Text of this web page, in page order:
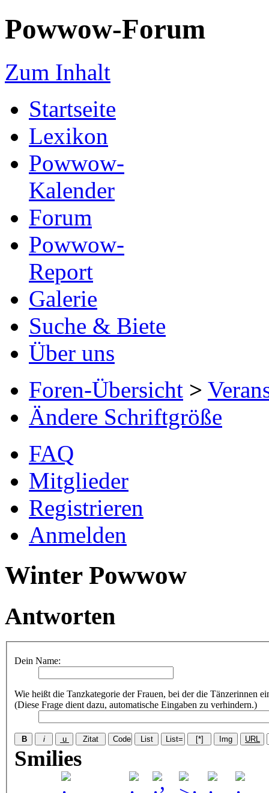
Powwow-Forum
Zum Inhalt
Startseite
Lexikon
Powwow-
Kalender
Forum
Powwow-
Report
Galerie
Suche & Biete
Über uns
Foren-Übersicht >
Ändere Schriftgröße
FAQ
Mitglieder
Registrieren
Anmelden
Winter Powwow
Antworten
Dein Name:
Wie heißt die Tanzkategorie der Frauen, bei der die Tänzerinnen
(Diese Frage dient dazu, automatische Eingaben zu verhindern.)
Smilies